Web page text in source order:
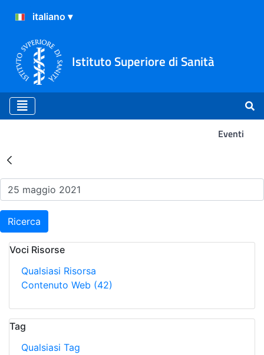
Istituto Superiore di Sanità
Eventi
Risultati della Ricerca -
Ricerca
Voci Risorse
Qualsiasi Risorsa
Contenuto Web (42)
Tag
Qualsiasi Tag